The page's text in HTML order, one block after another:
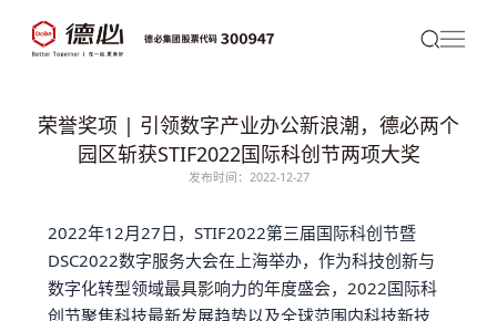
荣誉奖项 | 引领数字产业办公新浪潮，德必两个
园区斩获STIF2022国际科创节两项大奖
发布时间：2022-12-27
2022年12月27日，STIF2022第三届国际科创节暨
DSC2022数字服务大会在上海举办，作为科技创新与
数字化转型领域最具影响力的年度盛会，2022国际科
创节聚焦科技最新发展趋势以及全球范围内科技新技